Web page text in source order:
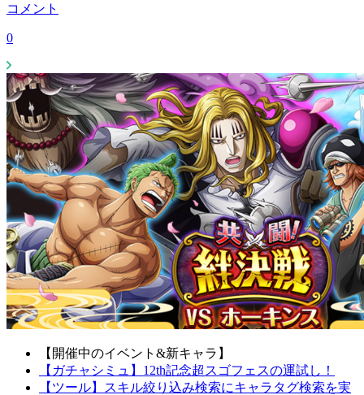
コメント
0
【開催中のイベント&新キャラ】
【ガチャシミュ】12th記念超スゴフェスの運試し！
【ツール】スキル絞り込み検索にキャラタグ検索を実